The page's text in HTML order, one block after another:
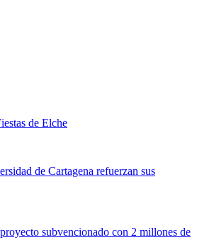
de Elche
de Cartagena refuerzan sus
subvencionado con 2 millones de